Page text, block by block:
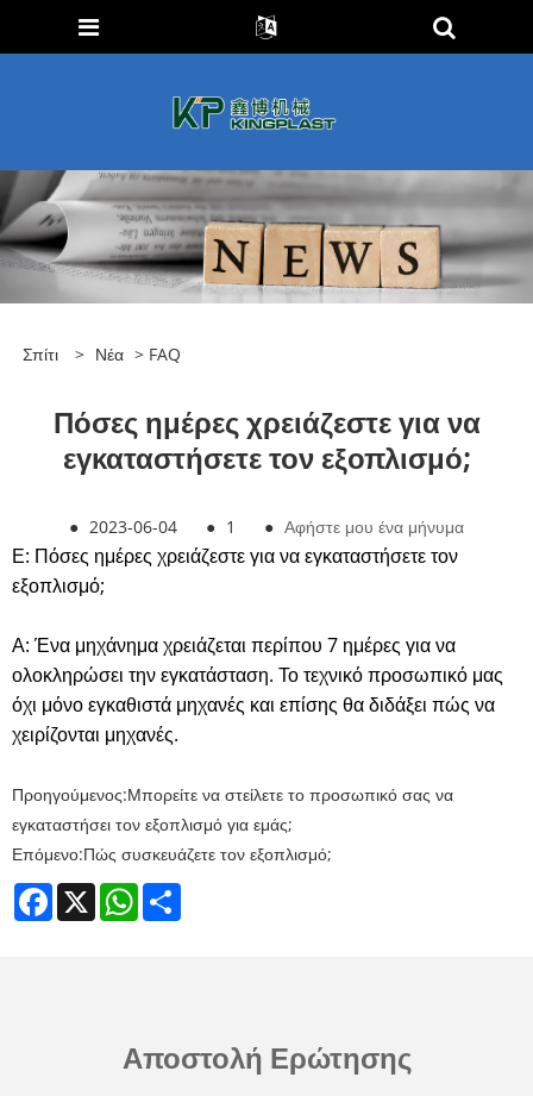
Σπίτι > Νέα > FAQ
Πόσες ημέρες χρειάζεστε για να
εγκαταστήσετε τον εξοπλισμό;
● 2023-06-04 ● 1 ● Αφήστε μου ένα μήνυμα
Ε: Πόσες ημέρες χρειάζεστε για να εγκαταστήσετε τον
εξοπλισμό;
Α: Ένα μηχάνημα χρειάζεται περίπου 7 ημέρες για να
ολοκληρώσει την εγκατάσταση. Το τεχνικό προσωπικό μας
όχι μόνο εγκαθιστά μηχανές και επίσης θα διδάξει πώς να
χειρίζονται μηχανές.
Προηγούμενος:Μπορείτε να στείλετε το προσωπικό σας να
εγκαταστήσει τον εξοπλισμό για εμάς;
Επόμενο:Πώς συσκευάζετε τον εξοπλισμό;
Facebook
X WhatsApp
Αποστολή Ερώτησης